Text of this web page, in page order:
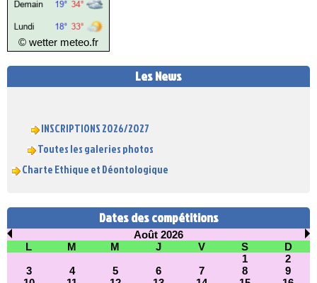
© wetter meteo.fr
Les News
INSCRIPTIONS 2026/2027
Toutes les galeries photos
Charte Ethique et Déontologique
Dates des compétitions
Août 2026
L
M M J V S
D
1
2
3
4 5 6 7 8
9